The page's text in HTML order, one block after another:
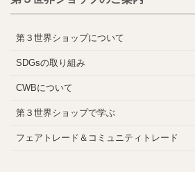
第３世界ショップについて
SDGsの取り組み
CWBについて
第３世界ショップで学ぶ
フェアトレード＆コミュニティトレード